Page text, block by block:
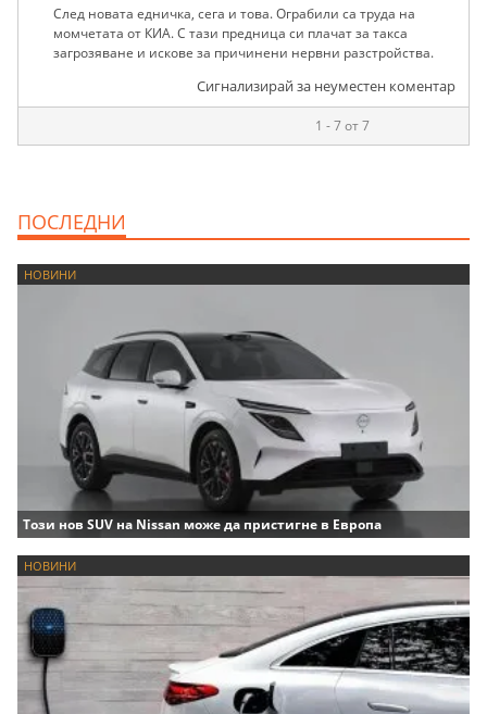
След новата едничка, сега и това. Ограбили са труда на
момчетата от КИА. С тази предница си плачат за такса
загрозяване и искове за причинени нервни разстройства.
Сигнализирай за неуместен коментар
1 - 7 от 7
ПОСЛЕДНИ
НОВИНИ
Този нов SUV на Nissan може да пристигне в Европа
НОВИНИ